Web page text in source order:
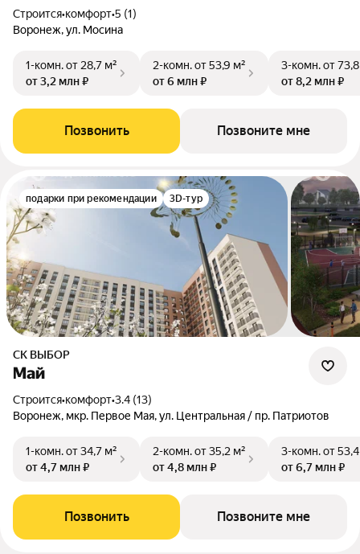
Строится•комфорт•5 (1)
Воронеж, ул. Мосина
1-комн.от 28,7 м²
от 3,2 млн ₽
2-комн.от 53,9 м²
от 6 млн ₽
3-комн.от
от 8,2 млн ₽
Позвонить Позвоните мне
подарки при рекомендации 3D-тур
СК ВЫБОР
Май
Строится•комфорт•3.4 (13)
Воронеж, мкр. Первое Мая, ул. Центральная / пр. Патриотов
1-комн.от 34,7 м²
от 4,7 млн ₽
2-комн.от 35,2 м²
от 4,8 млн ₽
3-комн.от
от 6,7 млн ₽
Позвонить Позвоните мне